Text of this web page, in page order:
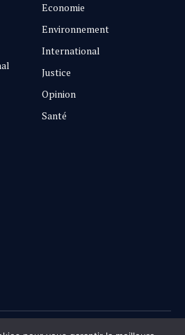
Economie
Environnement
International
Justice
Opinion
Santé
© 2025Lehautpanel